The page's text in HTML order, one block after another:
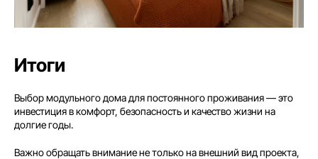
Итоги
Выбор модульного дома для постоянного проживания — это
инвестиция в комфорт, безопасность и качество жизни на
долгие годы.
Важно обращать внимание не только на внешний вид проекта,
Отзывы Контакты
EASYONE
EASY60
Полезное
EASY120